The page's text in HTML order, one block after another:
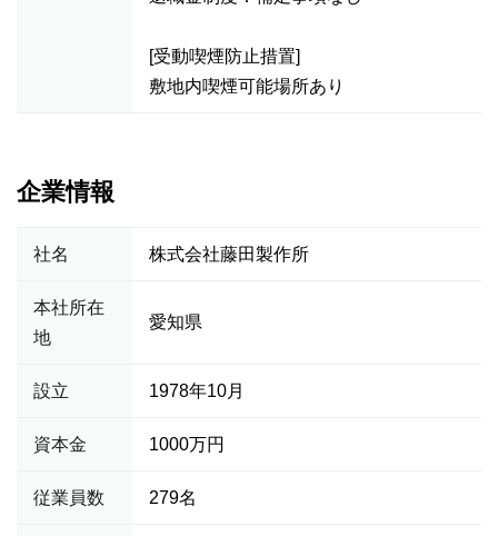
[受動喫煙防止措置]
敷地内喫煙可能場所あり
企業情報
社名 株式会社藤田製作所
本社所在
地
愛知県
設立 1978年10月
資本金 1000万円
従業員数 279名